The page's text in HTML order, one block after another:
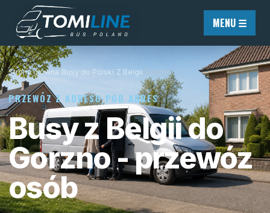
Przejdź do treści
MENU ☰
Strona główna Busy do Polski Z Belgii/Górzno
PRZEWÓZ Z ADRESU POD ADRES
Busy z Belgii do
Gorzno - przewóz
osób